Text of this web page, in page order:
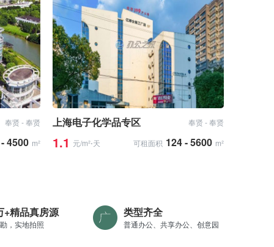
奉贤 - 奉贤
4500 m²
上海电子化学品专区 奉贤 - 奉贤
1.1 元/m²⋅天 可租面积 124 - 5600 m²
+精品真房源
，实地拍照
类型齐全
普通办公、共享办公、创意园